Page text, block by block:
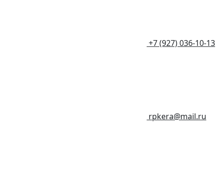
+7 (927) 036-10-13
rpkera@mail.ru